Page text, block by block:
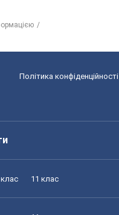
Політика конфіденційності
11 клас